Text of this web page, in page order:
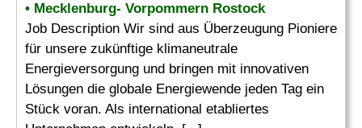
• Mecklenburg- Vorpommern Rostock
Job Description Wir sind aus Überzeugung Pioniere
für unsere zukünftige klimaneutrale
Energieversorgung und bringen mit innovativen
Lösungen die globale Energiewende jeden Tag ein
Stück voran. Als international etabliertes